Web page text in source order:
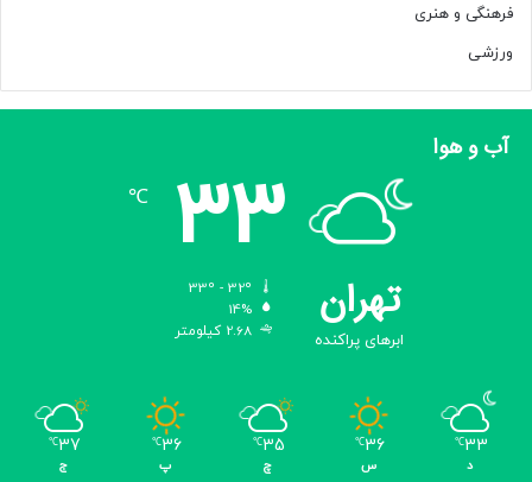
فرهنگی و هنری
ورزشی
آب و هوا
تهران
ابرهای پراکنده
33
℃
14%
2.68 کیلومتر
33
℃
د
36
℃
س
35
℃
چ
36
℃
پ
37
℃
ج